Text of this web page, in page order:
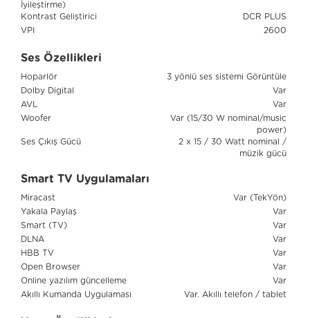
İyileştirme)
Kontrast Geliştirici
DCR PLUS
VPI
2600
Ses Özellikleri
Hoparlör
3 yönlü ses sistemi Görüntüle
Dolby Digital
Var
AVL
Var
Woofer
Var (15/30 W nominal/music
power)
Ses Çıkış Gücü
2 x 15 / 30 Watt nominal /
müzik gücü
Smart TV Uygulamaları
Miracast
Var (TekYön)
Yakala Paylaş
Var
Smart (TV)
Var
DLNA
Var
HBB TV
Var
Open Browser
Var
Online yazılım güncelleme
Var
Akıllı Kumanda Uygulaması
Var. Akıllı telefon / tablet